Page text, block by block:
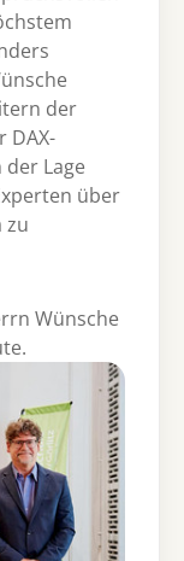
der
DAX-
Lage
über
zu
Wünsche